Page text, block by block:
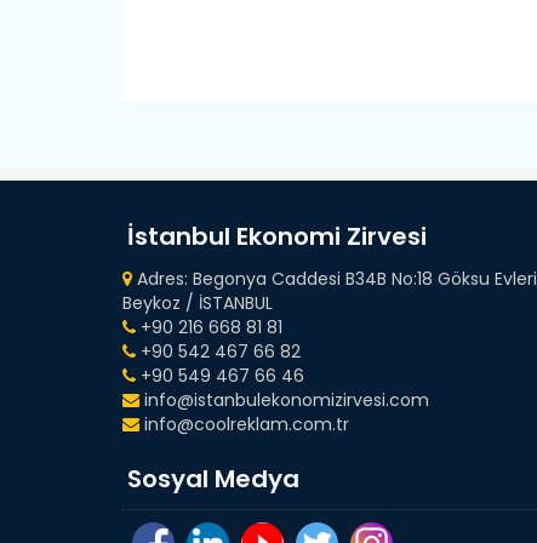
İstanbul Ekonomi Zirvesi
Adres: Begonya Caddesi B34B No:18 Göksu Evleri
Beykoz / İSTANBUL
+90 216 668 81 81
+90 542 467 66 82
+90 549 467 66 46
info@istanbulekonomizirvesi.com
info@coolreklam.com.tr
Sosyal Medya